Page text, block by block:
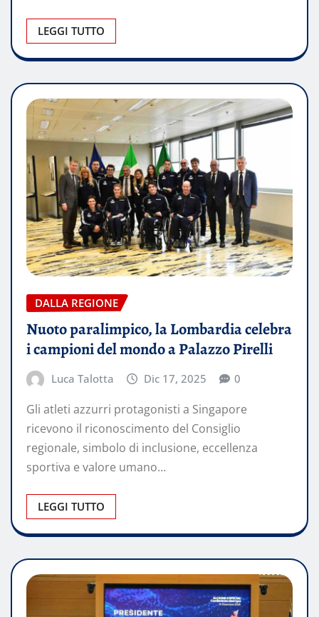
LEGGI TUTTO
DALLA REGIONE
Nuoto paralimpico, la Lombardia celebra
i campioni del mondo a Palazzo Pirelli
Luca Talotta Dic 17, 2025 0
Gli atleti azzurri protagonisti a Singapore
ricevono il riconoscimento del Consiglio
regionale, simbolo di inclusione, eccellenza
sportiva e valore umano…
LEGGI TUTTO